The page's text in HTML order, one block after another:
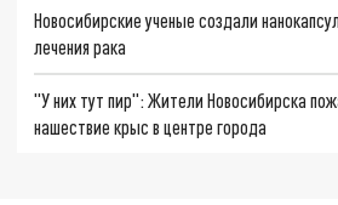
Новосибирские ученые создали
лечения рака
"У них тут пир": Жители Новосибирска
нашествие крыс в центре города